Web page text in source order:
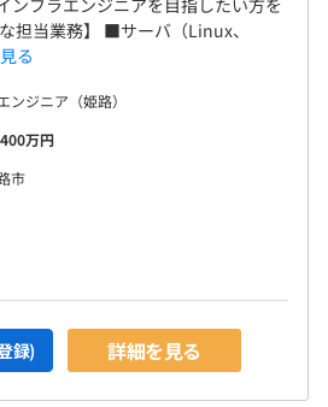
担当業務】 ■サーバ（Linux、
る
ンジニア（姫路）
万円
市
録) 詳細を見る